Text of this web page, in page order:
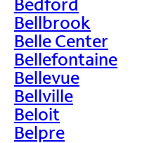
Bellbrook
Belle Center
Bellefontaine
Bellevue
Bellville
Beloit
Belpre